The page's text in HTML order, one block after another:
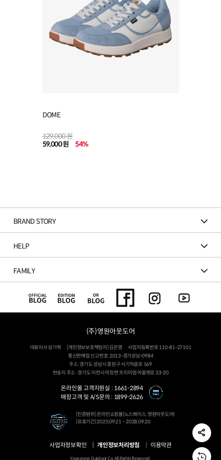
DOME
129,000 원
59,000 원
54%
BRAND STORY
HELP
FAMILY
(주)영원아웃도어
대표이사 성기학 [개인정보보호책임자] 김은영
사업자등록번호 110-81-27101
통신판매업 신고번호: 2013-경기성남-0984
주소: 경기도 성남시 중원구 사기막골로 169
반송지 주소 : 경기도 이천시 마장면 프리미엄 아울렛로 33-20
온라인몰 고객지원실 : 1661-2894
매장고객 및 A/S문의 : 1899-2626
[인증범위] 온라인쇼핑몰(노스페이스, 영원아웃도어)
[유효기간] 2025.09.21 ~ 2028.09.20
사업자정보확인 개인정보처리방침 이용약관
Youngone Outdoor Co. All Rights Reserved.